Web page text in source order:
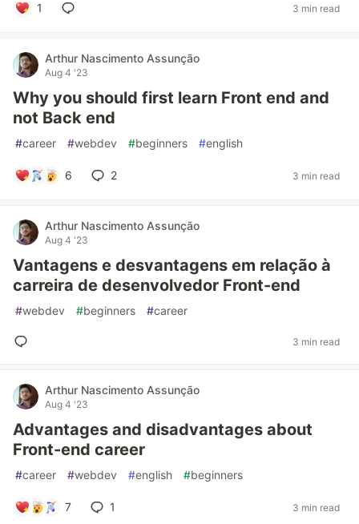
1 3 min read
Arthur Nascimento Assunção
Aug 4 '23
Why you should first learn Front end and
not Back end
#career #webdev #beginners #english
6 2 3 min read
Arthur Nascimento Assunção
Aug 4 '23
Vantagens e desvantagens em relação à
carreira de desenvolvedor Front-end
#webdev #beginners #career
3 min read
Arthur Nascimento Assunção
Aug 4 '23
Advantages and disadvantages about
Front-end career
#career #webdev #english #beginners
7 1 3 min read